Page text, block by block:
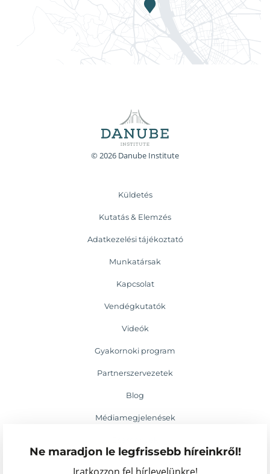
Ne maradjon le legfrissebb híreinkről!
© 2026 Danube Institute
Küldetés
Kutatás & Elemzés
Adatkezelési tájékoztató
Munkatársak
Kapcsolat
Vendégkutatók
Videók
Gyakornoki program
Partnerszervezetek
Blog
Médiamegjelenések